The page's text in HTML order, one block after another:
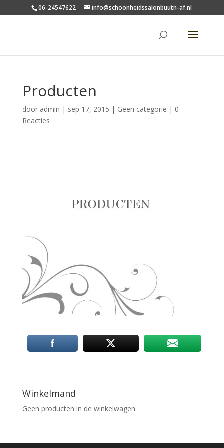
06-24547622 info@schoonheidssalonbuutn-af.nl
Producten
door admin | sep 17, 2015 | Geen categorie | 0
Reacties
Winkelmand
Geen producten in de winkelwagen.